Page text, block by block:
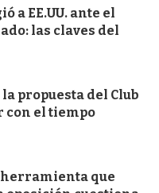
a EE.UU. ante el
las claves del
propuesta del Club
con el tiempo
que